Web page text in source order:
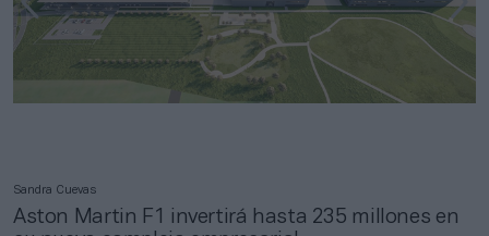
Sandra Cuevas
Aston Martin F1 invertirá hasta 235 millones en